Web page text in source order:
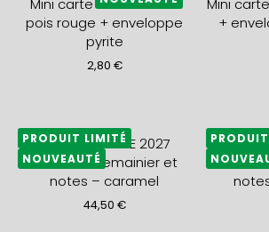
Mini carte JOYEUX NOEL
pois rouge + enveloppe
pyrite
2,80 €
Mini carte
+
AGENDA RIGIDE 2027
mensuel, semainier et
notes – caramel
44,50 €
PRODUIT LIMITÉ
NOUVEAUTÉ